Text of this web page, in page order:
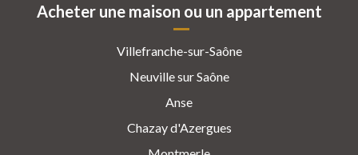
Acheter une maison ou un appartement
Villefranche-sur-Saône
Neuville sur Saône
Anse
Chazay d'Azergues